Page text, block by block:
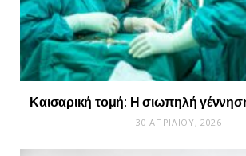
Καισαρική τομή: Η σιωπηλή
30 ΑΠΡΙΛΊΟΥ, 2026